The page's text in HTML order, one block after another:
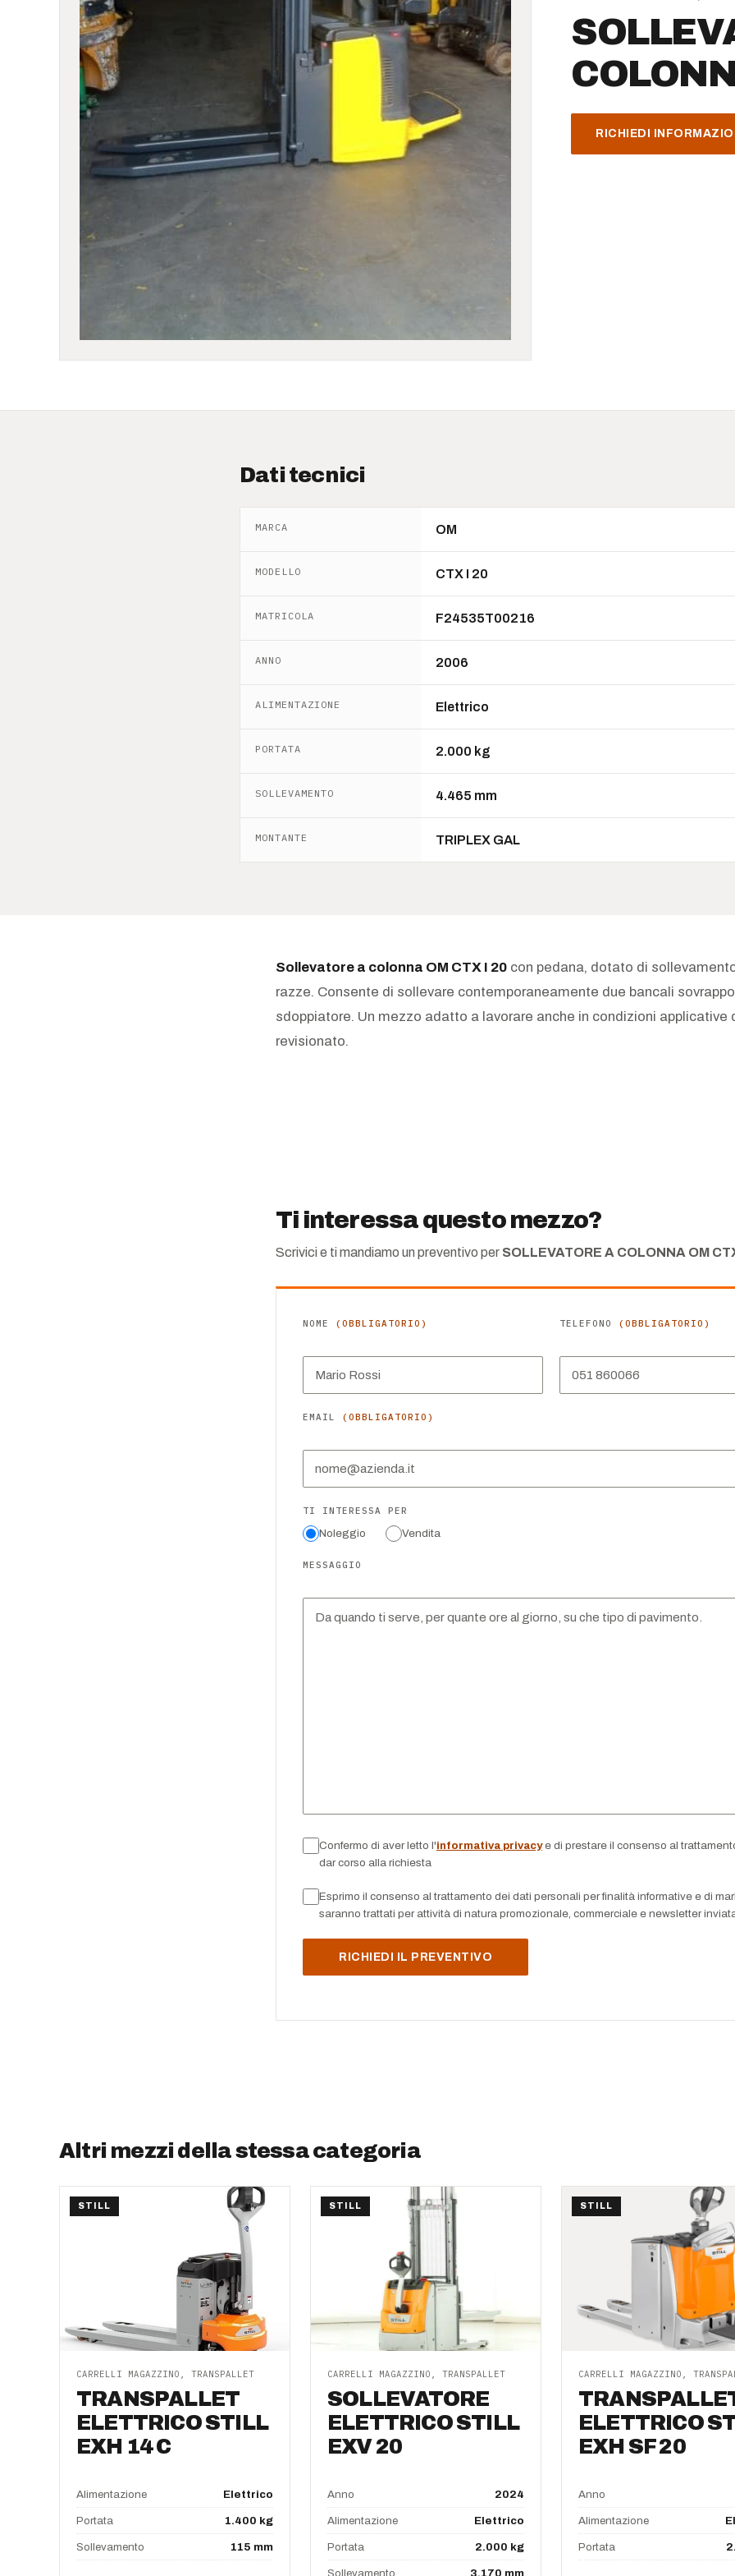
RICHIEDI
Dati tecnici
MARCA OM
MODELLO CTX I 20
MATRICOLA F24535T00216
ANNO 2006
ALIMENTAZIONE Elettrico
PORTATA 2.000 kg
SOLLEVAMENTO 4.465 mm
MONTANTE TRIPLEX GAL
Sollevatore a colonna OM CTX I 20 con pedana, dotato di
razze. Consente di sollevare contemporaneamente due bancali
sdoppiatore. Un mezzo adatto a lavorare anche in condizioni applicative
revisionato.
Ti interessa questo mezzo?
Scrivici e ti mandiamo un preventivo per SOLLEVATORE A COLONNA OM
NOME (OBBLIGATORIO) TELEFONO (OBBLIGATORIO)
EMAIL (OBBLIGATORIO)
TI INTERESSA PER
Noleggio Vendita
MESSAGGIO
Confermo di aver letto l'informativa privacye di prestare il consenso al
dar corso alla richiesta
Esprimo il consenso al trattamento dei dati personali per finalità informative e di
saranno trattati per attività di natura promozionale, commerciale e newsletter
Altri mezzi della stessa categoria
STILL
CARRELLI MAGAZZINO, TRANSPALLET
TRANSPALLET
ELETTRICO STILL
EXH 14 C
Alimentazione Elettrico
Portata 1.400 kg
Sollevamento 115 mm
STILL
CARRELLI MAGAZZINO, TRANSPALLET
SOLLEVATORE
ELETTRICO STILL
EXV 20
Anno 2024
Alimentazione Elettrico
Portata 2.000 kg
Sollevamento 3.170 mm
STILL
CARRELLI MAGAZZINO,
ELETTRICO
EXH SF 20
Anno
Alimentazione
Portata